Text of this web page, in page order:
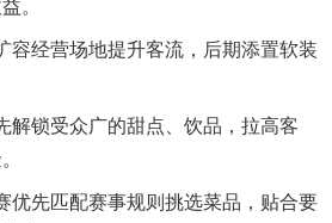
。
容经营场地提升客流，后期添置软装
解锁受众广的甜点、饮品，拉高客
优先匹配赛事规则挑选菜品，贴合要